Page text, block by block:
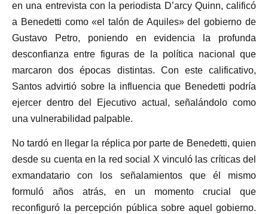
en una entrevista con la periodista D’arcy Quinn, calificó
a Benedetti como «el talón de Aquiles» del gobierno de
Gustavo Petro, poniendo en evidencia la profunda
desconfianza entre figuras de la política nacional que
marcaron dos épocas distintas. Con este calificativo,
Santos advirtió sobre la influencia que Benedetti podría
ejercer dentro del Ejecutivo actual, señalándolo como
una vulnerabilidad palpable.
No tardó en llegar la réplica por parte de Benedetti, quien
desde su cuenta en la red social X vinculó las críticas del
exmandatario con los señalamientos que él mismo
formuló años atrás, en un momento crucial que
reconfiguró la percepción pública sobre aquel gobierno.